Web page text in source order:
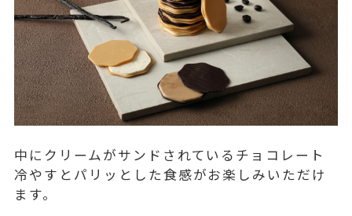
中にクリームがサンドされているチョコレート
冷やすとパリッとした食感がお楽しみいただけ
ます。